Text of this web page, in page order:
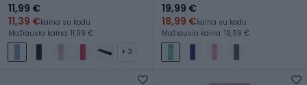
11,99 €
11,39 €kaina su kodu
Mažiausia kaina: 11,99 €
+ 3
19,99 €
18,99 €kaina su kodu
Mažiausia kaina: 19,99 €